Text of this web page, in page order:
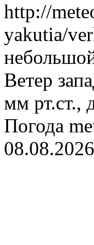
http://
yakutia/
Ветер
мм рт.ст.,
Погода